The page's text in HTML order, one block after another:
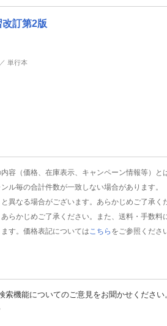
訂第2版
単行本
（価格、在庫表示、キャンペーン情報等）と
毎の合計件数が一致しない場合があります。
なる場合がございます。あらかじめご了承く
かじめご了承ください。また、送料・手数料
す。価格表記については こちら をご参照くださ
機能についてのご意見をお聞かせください